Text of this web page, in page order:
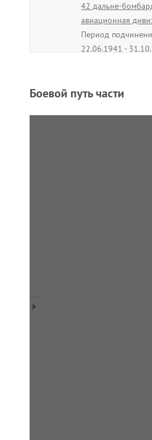
42 дальне-
авиационная
Период
22.06.1941 -
Боевой путь части